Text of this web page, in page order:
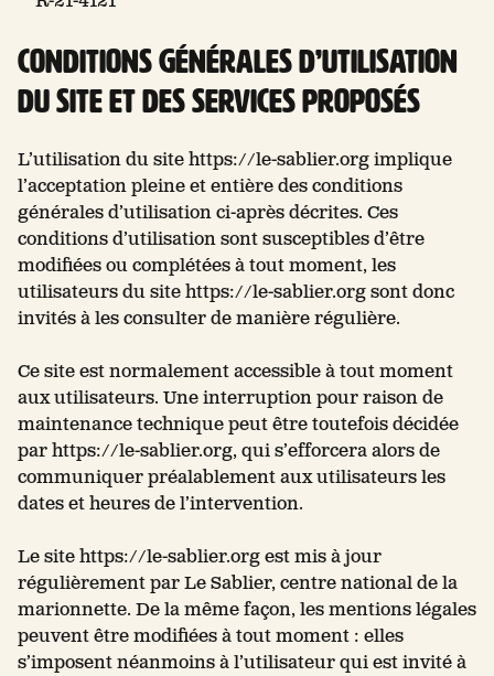
Conditions générales d’utilisation
du site et des services proposés
L’utilisation du site https://le-sablier.org implique
l’acceptation pleine et entière des conditions
générales d’utilisation ci-après décrites. Ces
conditions d’utilisation sont susceptibles d’être
modifiées ou complétées à tout moment, les
utilisateurs du site https://le-sablier.org sont donc
invités à les consulter de manière régulière.
Ce site est normalement accessible à tout moment
aux utilisateurs. Une interruption pour raison de
maintenance technique peut être toutefois décidée
par https://le-sablier.org, qui s’efforcera alors de
communiquer préalablement aux utilisateurs les
dates et heures de l’intervention.
Le site https://le-sablier.org est mis à jour
régulièrement par Le Sablier, centre national de la
marionnette. De la même façon, les mentions légales
peuvent être modifiées à tout moment : elles
s’imposent néanmoins à l’utilisateur qui est invité à